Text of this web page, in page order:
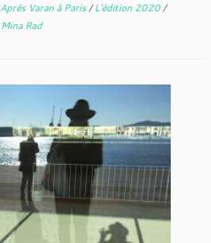
Après Varan à Paris/L'édition 2020/
Mina Rad